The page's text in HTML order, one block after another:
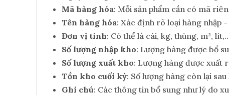
Mã hàng hóa: Mỗi sản phẩm cần có mã
Tên hàng hóa: Xác định rõ loại hàng nhập
Đơn vị tính: Có thể là cái, kg, thùng, m²,
Số lượng nhập kho: Lượng hàng được bổ
Số lượng xuất kho: Lượng hàng được xuất
Tồn kho cuối kỳ: Số lượng hàng còn lại
Ghi chú: Các thông tin bổ sung như lý do